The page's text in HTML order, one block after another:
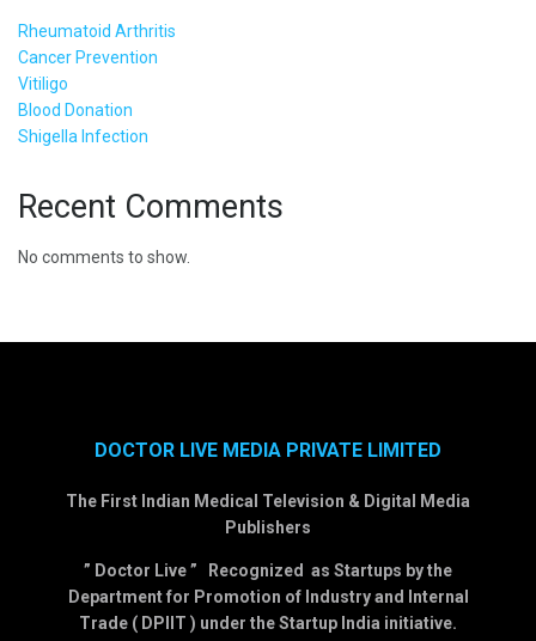
Rheumatoid Arthritis
Cancer Prevention
Vitiligo
Blood Donation
Shigella Infection
Recent Comments
No comments to show.
DOCTOR LIVE MEDIA PRIVATE LIMITED
The First Indian Medical Television & Digital Media
Publishers
” Doctor Live ” Recognized as Startups by the
Department for Promotion of Industry and Internal
Trade ( DPIIT ) under the Startup India initiative.